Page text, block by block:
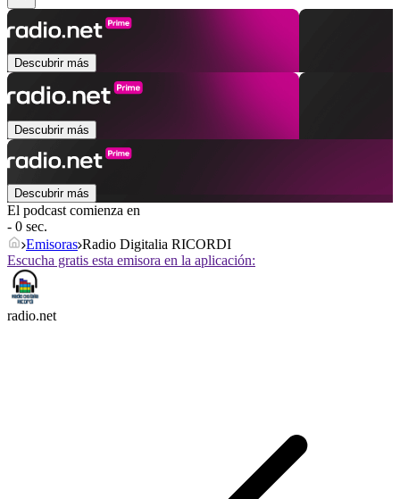
Descubrir más
Descubrir más
Descubrir más
El podcast comienza en
- 0 sec.
Emisoras Radio Digitalia RICORDI
Escucha gratis esta emisora en la aplicación:
radio.net